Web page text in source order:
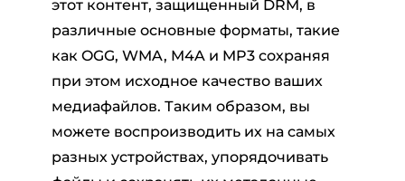
этот контент, защищенный DRM, в
различные основные форматы, такие
как OGG, WMA, M4A и MP3 сохраняя
при этом исходное качество ваших
медиафайлов. Таким образом, вы
можете воспроизводить их на самых
разных устройствах, упорядочивать